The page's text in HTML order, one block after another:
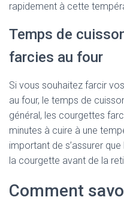
rapidement à cette
Temps de
farcies au four
Si vous souhaitez farcir
au four, le temps de
général, les courgettes
minutes à cuire à une
important de s’assurer
la courgette avant de la
Comment